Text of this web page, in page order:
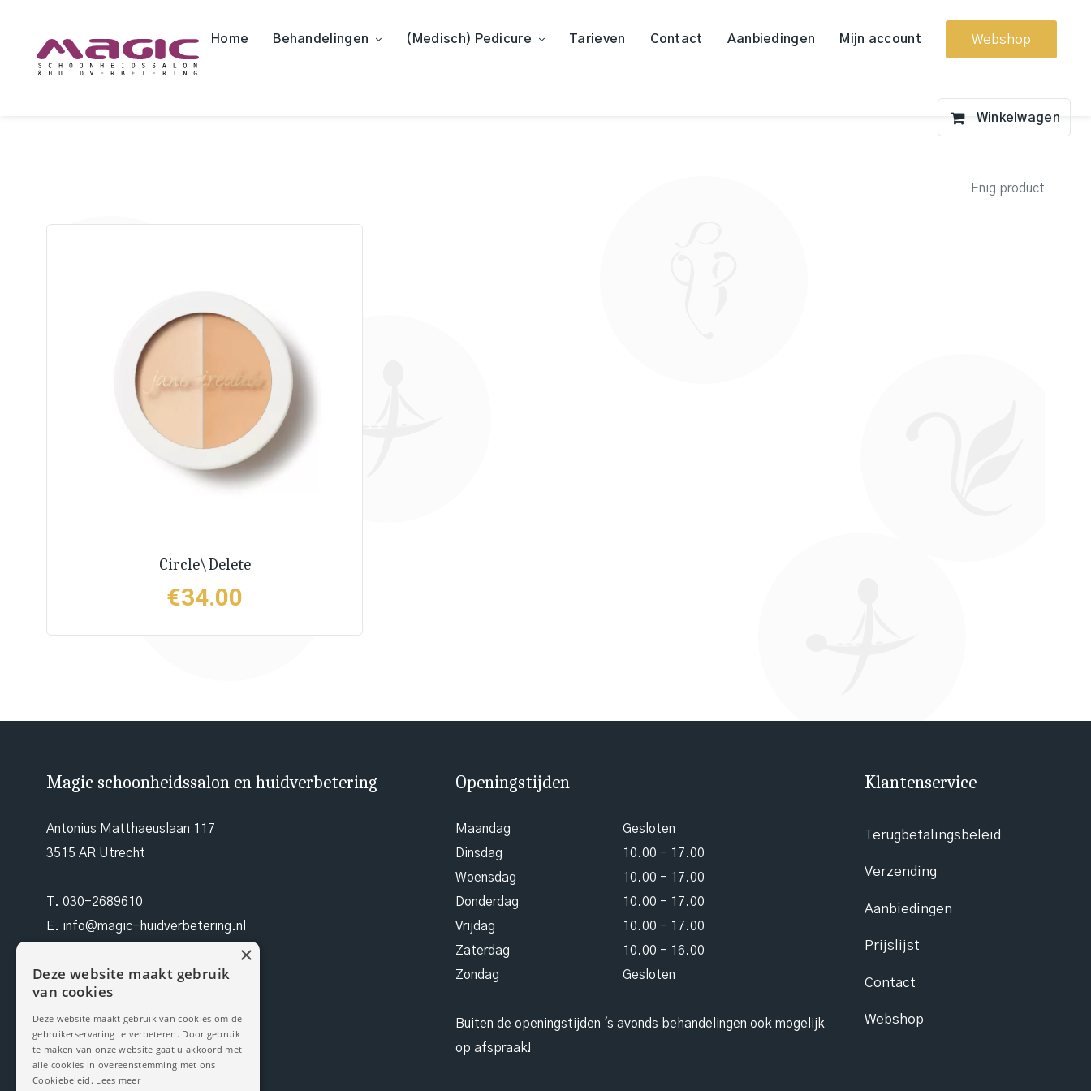
Home Behandelingen (Medisch) Pedicure Tarieven Contact Aanbiedingen Mijn account Webshop
Enig product
Circle\Delete
€34.00
Magic schoonheidssalon en huidverbetering
Antonius Matthaeuslaan 117
3515 AR Utrecht
T. 030-2689610
E. info@magic-huidverbetering.nl
KvK. 96490942
BTW NL 171199959B03
Openingstijden
Maandag
Gesloten
Dinsdag
10.00 - 17.00
Woensdag
10.00 - 17.00
Donderdag
10.00 - 17.00
Vrijdag
10.00 - 17.00
Zaterdag
10.00 - 16.00
Zondag
Gesloten
Buiten de openingstijden 's avonds behandelingen ook mogelijk
op afspraak!
Klantenservice
Terugbetalingsbeleid
Verzending
Aanbiedingen
Prijslijst
Contact
Webshop
Deze website maakt gebruik
van cookies
Deze website maakt gebruik van cookies om de
gebruikerservaring te verbeteren. Door gebruik
te maken van onze website gaat u akkoord met
alle cookies in overeenstemming met ons
Cookiebeleid. Lees meer
×